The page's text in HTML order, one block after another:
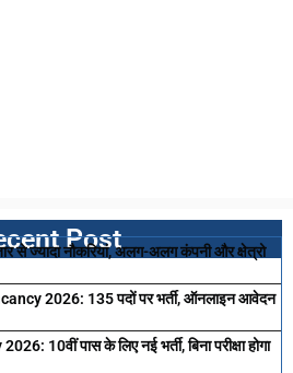
Post
ज्यादा नौकरियां, अलग-अलग कंपनी और क्षेत्रो
2026: 135 पदों पर भर्ती, ऑनलाइन आवेदन
10वीं पास के लिए नई भर्ती, बिना परीक्षा होगा